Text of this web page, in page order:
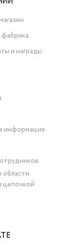
и награды
информация
области
цепочкой